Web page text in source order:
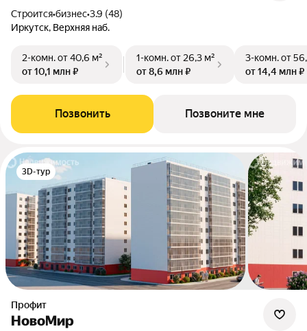
Строится•бизнес•3.9 (48)
Иркутск, Верхняя наб.
2-комн.от 40,6 м²
от 10,1 млн ₽
1-комн.от 26,3 м²
от 8,6 млн ₽
3-комн.от
от 14,4 млн ₽
Позвонить Позвоните мне
3D-тур
Профит
НовоМир